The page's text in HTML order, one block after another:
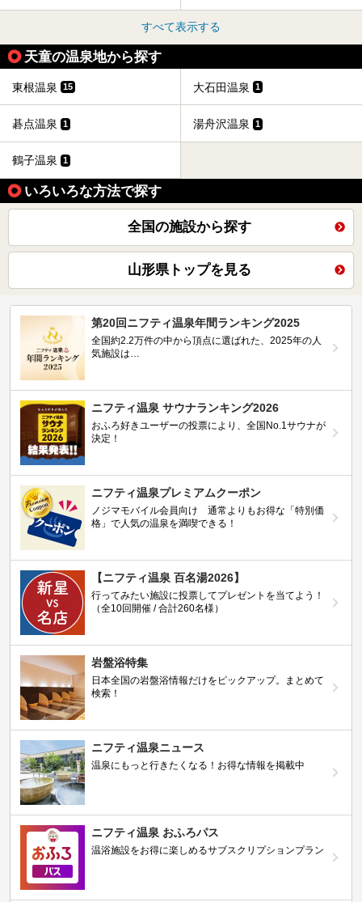
すべて表示する
天童の温泉地から探す
東根温泉 15 大石田温泉 1
碁点温泉 1 湯舟沢温泉 1
鶴子温泉 1
いろいろな方法で探す
全国の施設から探す
山形県トップを見る
第20回ニフティ温泉年間ランキング2025
全国約2.2万件の中から頂点に選ばれた、2025年の人
気施設は…
ニフティ温泉 サウナランキング2026
おふろ好きユーザーの投票により、全国No.1サウナが
決定！
ニフティ温泉プレミアムクーポン
ノジマモバイル会員向け 通常よりもお得な「特別価
格」で人気の温泉を満喫できる！
【ニフティ温泉 百名湯2026】
行ってみたい施設に投票してプレゼントを当てよう！
（全10回開催 / 合計260名様）
岩盤浴特集
日本全国の岩盤浴情報だけをピックアップ。まとめて
検索！
ニフティ温泉ニュース
温泉にもっと行きたくなる！お得な情報を掲載中
ニフティ温泉 おふろパス
温浴施設をお得に楽しめるサブスクリプションプラン